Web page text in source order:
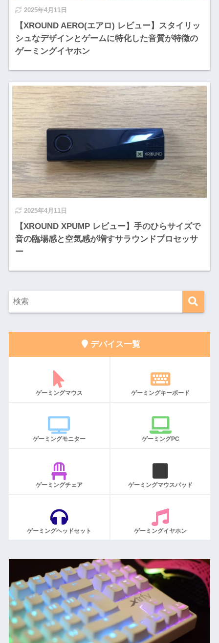
2025年4月11日
【XROUND AERO(エアロ) レビュー】スタイリッ
シュなデザインとゲームに特化した音質が特徴の
ゲーミングイヤホン
2025年4月11日
【XROUND XPUMP レビュー】手のひらサイズで
音の臨場感と空気感が増すサラウンドプロセッサ
ー
デバイス一覧
ゲーミングマウス ゲーミングキーボード
ゲーミングモニター ゲーミングPC
ゲーミングチェア ゲーミングマウスパッド
ゲーミングヘッドセット ゲーミングイヤホン